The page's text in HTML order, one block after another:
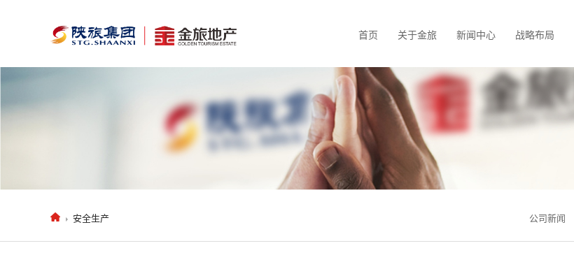
首页 关于金旅 新闻中心 战略布局
安全生产 公司新闻